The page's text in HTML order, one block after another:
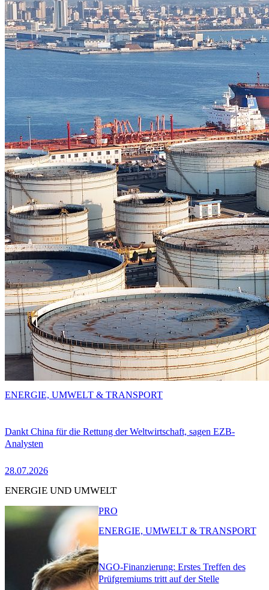
Dankt China für die Rettung der Weltwirtschaft, sagen EZB-
Analysten
28.07.2026
ENERGIE, UMWELT & TRANSPORT
ENERGIE UND UMWELT
NGO-Finanzierung: Erstes Treffen des
Prüfgremiums tritt auf der Stelle
PRO
ENERGIE, UMWELT & TRANSPORT